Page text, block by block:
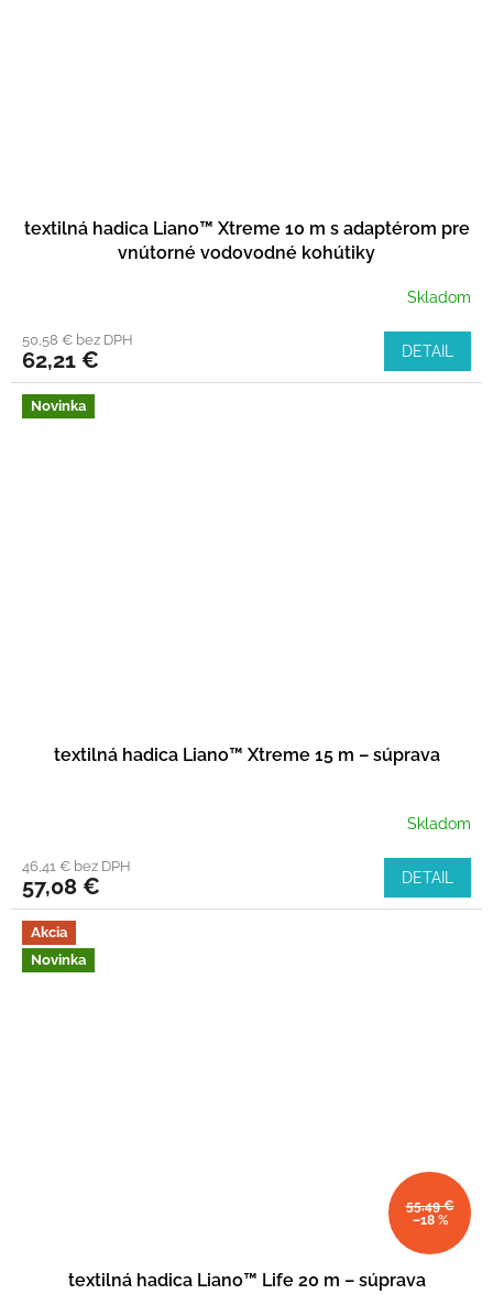
textilná hadica Liano™ Xtreme 10 m s adaptérom pre
vnútorné vodovodné kohútiky
Skladom
50,58 € bez DPH
62,21 € DETAIL
Novinka
textilná hadica Liano™ Xtreme 15 m – súprava
Skladom
46,41 € bez DPH
57,08 € DETAIL
Akcia
Novinka
55,49 €
–18 %
textilná hadica Liano™ Life 20 m – súprava